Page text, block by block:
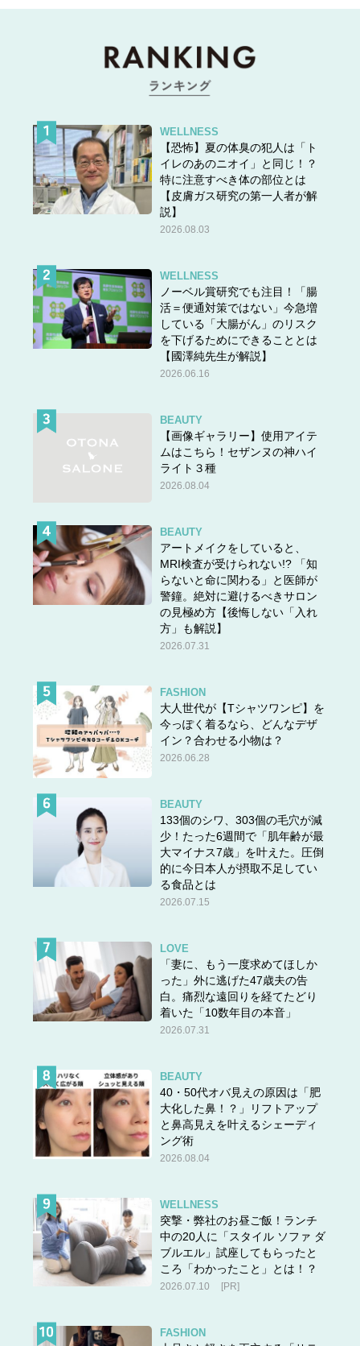
WELLNESS
【恐怖】夏の体臭の犯人は「ト
イレのあのニオイ」と同じ！？
特に注意すべき体の部位とは
【皮膚ガス研究の第一人者が解
説】
2026.08.03
WELLNESS
ノーベル賞研究でも注目！「腸
活＝便通対策ではない」今急増
している「大腸がん」のリスク
を下げるためにできることとは
【國澤純先生が解説】
2026.06.16
BEAUTY
【画像ギャラリー】使用アイテ
ムはこちら！セザンヌの神ハイ
ライト３種
2026.08.04
BEAUTY
アートメイクをしていると、
MRI検査が受けられない!? 「知
らないと命に関わる」と医師が
警鐘。絶対に避けるべきサロン
の見極め方【後悔しない「入れ
方」も解説】
2026.07.31
FASHION
大人世代が【Tシャツワンピ】を
今っぽく着るなら、どんなデザ
イン？合わせる小物は？
2026.06.28
BEAUTY
133個のシワ、303個の毛穴が減
少！たった6週間で「肌年齢が最
大マイナス7歳」を叶えた。圧倒
的に今日本人が摂取不足してい
る食品とは
2026.07.15
LOVE
「妻に、もう一度求めてほしか
った」外に逃げた47歳夫の告
白。痛烈な遠回りを経てたどり
着いた「10数年目の本音」
2026.07.31
BEAUTY
40・50代オバ見えの原因は「肥
大化した鼻！？」リフトアップ
と鼻高見えを叶えるシェーディ
ング術
2026.08.04
WELLNESS
突撃・弊社のお昼ご飯！ランチ
中の20人に「スタイル ソファ ダ
ブルエル」試座してもらったと
ころ「わかったこと」とは！？
2026.07.10 [PR]
FASHION